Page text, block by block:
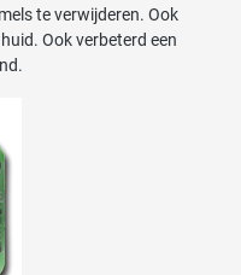
te verwijderen. Ook
Ook verbeterd een